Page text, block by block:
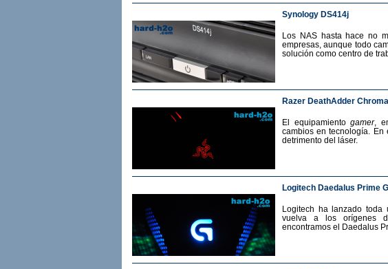
Synology DS414j
Los NAS hasta hace no
empresas, aunque todo
solución como centro de
Razer DeathAdder Chroma
El equipamientogamer,
cambios en tecnología. En
detrimento del láser.
Logitech Daedalus Prime
Logitech ha lanzado
vuelva a los orígenes
encontramos el Daedalus